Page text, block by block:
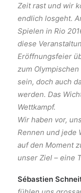
Zeit rast und wir
endlich losgeht.
Spielen in Rio
diese
Eröffnungsfeier
zum
sein, doch auch
werden. Das
Wettkampf.
Wir haben vor,
Rennen und jede
auf den Moment
unser Ziel – eine
Sébastien